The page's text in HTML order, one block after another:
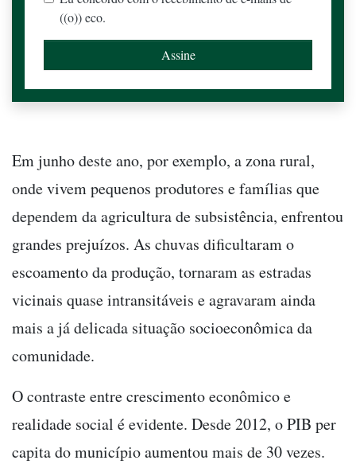
((o)) eco.
Em junho deste ano, por exemplo, a zona rural,
onde vivem pequenos produtores e famílias que
dependem da agricultura de subsistência, enfrentou
grandes prejuízos. As chuvas dificultaram o
escoamento da produção, tornaram as estradas
vicinais quase intransitáveis e agravaram ainda
mais a já delicada situação socioeconômica da
comunidade.
O contraste entre crescimento econômico e
realidade social é evidente. Desde 2012, o PIB per
capita do município aumentou mais de 30 vezes.